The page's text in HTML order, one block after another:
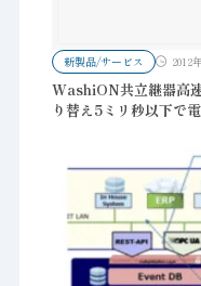
新製品/サービス 2012
WashiON共立継器高
り替え5ミリ秒以下で